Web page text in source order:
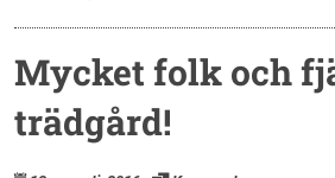
Mycket folk och
trädgård!